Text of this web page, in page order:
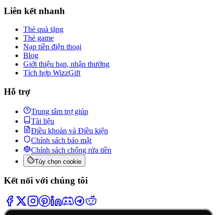
Liên kết nhanh
Thẻ quà tặng
Thẻ game
Nạp tiền điện thoại
Blog
Giới thiệu bạn, nhận thưởng
Tích hợp WizzGift
Hỗ trợ
Trung tâm trợ giúp
Tài liệu
Điều khoản và Điều kiện
Chính sách bảo mật
Chính sách chống rửa tiền
Tùy chọn cookie
Kết nối với chúng tôi